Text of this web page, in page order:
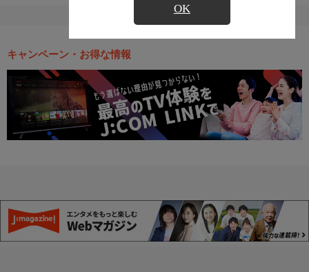
OK
キャンペーン・お得な情報